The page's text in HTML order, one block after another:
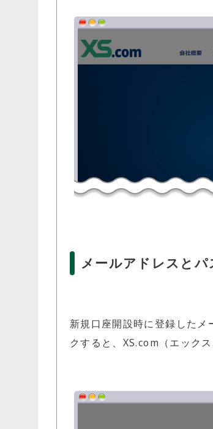
メールアドレスと
新規口座開設時に登録した
クすると、XS.com（エック